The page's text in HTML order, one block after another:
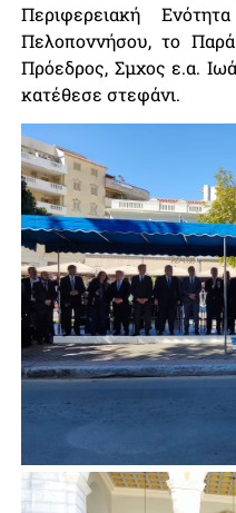
Περιφερειακή
Πελοποννήσου, το
Πρόεδρος, Σμχος ε.α.
κατέθεσε στεφάνι.